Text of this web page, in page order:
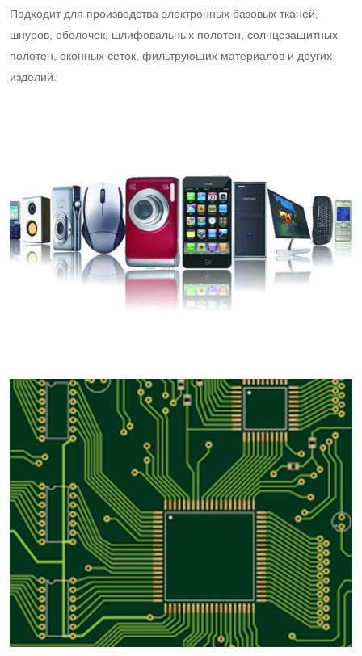
Подходит для производства электронных базовых тканей,
шнуров, оболочек, шлифовальных полотен, солнцезащитных
полотен, оконных сеток, фильтрующих материалов и других
изделий.